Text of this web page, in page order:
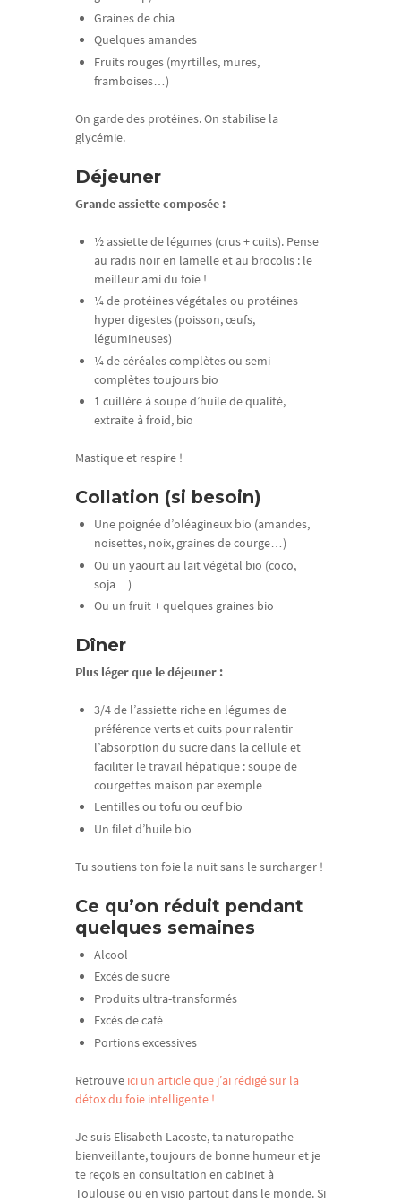
Graines de chia
Quelques amandes
Fruits rouges (myrtilles, mures,
framboises…)
On garde des protéines. On stabilise la
glycémie.
Déjeuner
Grande assiette composée :
½ assiette de légumes (crus + cuits). Pense
au radis noir en lamelle et au brocolis : le
meilleur ami du foie !
¼ de protéines végétales ou protéines
hyper digestes (poisson, œufs,
légumineuses)
¼ de céréales complètes ou semi
complètes toujours bio
1 cuillère à soupe d’huile de qualité,
extraite à froid, bio
Mastique et respire !
Collation (si besoin)
Une poignée d’oléagineux bio (amandes,
noisettes, noix, graines de courge…)
Ou un yaourt au lait végétal bio (coco,
soja…)
Ou un fruit + quelques graines bio
Dîner
Plus léger que le déjeuner :
3/4 de l’assiette riche en légumes de
préférence verts et cuits pour ralentir
l’absorption du sucre dans la cellule et
faciliter le travail hépatique : soupe de
courgettes maison par exemple
Lentilles ou tofu ou œuf bio
Un filet d’huile bio
Tu soutiens ton foie la nuit sans le surcharger !
Ce qu’on réduit pendant
quelques semaines
Alcool
Excès de sucre
Produits ultra-transformés
Excès de café
Portions excessives
Retrouve ici un article que j’ai rédigé sur la
détox du foie intelligente !
Je suis Elisabeth Lacoste, ta naturopathe
bienveillante, toujours de bonne humeur et je
te reçois en consultation en cabinet à
Toulouse ou en visio partout dans le monde. Si